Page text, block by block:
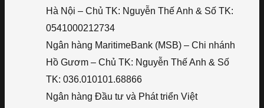
Hà Nội – Chủ TK: Nguyễn Thế Anh & Số TK:
0541000212734
Ngân hàng MaritimeBank (MSB) – Chi nhánh
Hồ Gươm – Chủ TK: Nguyễn Thế Anh & Số
TK: 036.010101.68866
Ngân hàng Đầu tư và Phát triển Việt